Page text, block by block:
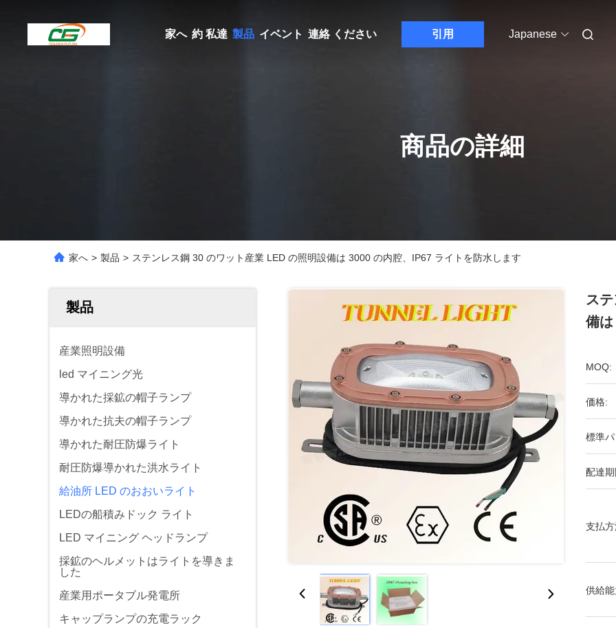
家へ 約 私達 製品 イベント 連絡 ください 引用 Japanese
商品の詳細
家へ > 製品 > ステンレス鋼 30 のワット産業 LED の照明設備は 3000 の内腔、IP67 ライトを防水します
製品
産業照明設備
led マイニング光
導かれた採鉱の帽子ランプ
導かれた抗夫の帽子ランプ
導かれた耐圧防爆ライト
耐圧防爆導かれた洪水ライト
給油所 LED のおおいライト
LEDの船積みドック ライト
LED マイニング ヘッドランプ
採鉱のヘルメットはライトを導きま
した
産業用ポータブル発電所
キャップランプの充電ラック
ス
備
MOQ:
価格:
標準
配達
支払
供給